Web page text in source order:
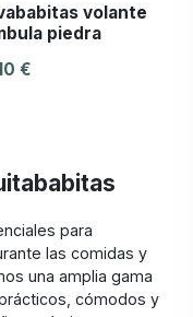
volante
piedra
€
para
las comidas y
una amplia gama
cómodos y